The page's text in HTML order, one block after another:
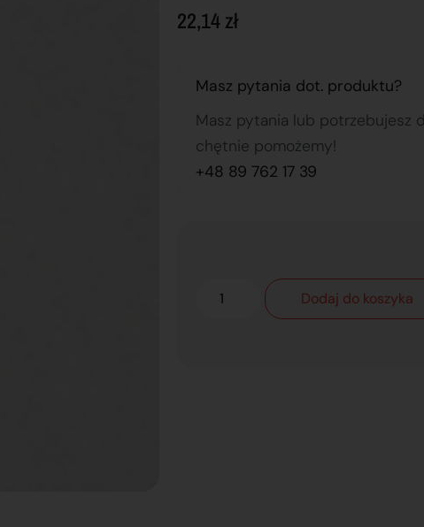
22,14zł
Masz pytania dot. produktu?
Masz pytania lub potrzebujesz
chętnie pomożemy!
+48 89 762 17 39
Dodaj do koszyka